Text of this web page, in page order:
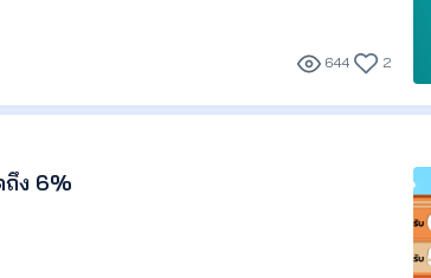
!
วดล้อมการทำงานที่เป็นกันเอง!
644 2
ถึง 6%